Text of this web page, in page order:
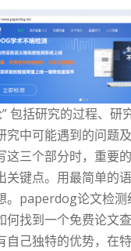
包括研究的过程、研
究中可能遇到的问题
这三个部分时，重要的
关键点。用最简单的
。paperdog论文检测
何找到一个免费论文
自己独特的优势，在